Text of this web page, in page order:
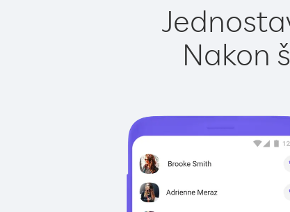
Nakon